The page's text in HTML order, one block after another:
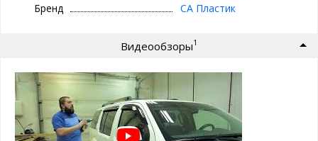
прочного оргстекла, устойчивого к погодным условиям и
механическим повреждениям.
Простая установка:дефлекторы устанавливаются с
помощью двухстороннего скотча марки 3М.
Бренд
СА Пластик
Видеообзоры1